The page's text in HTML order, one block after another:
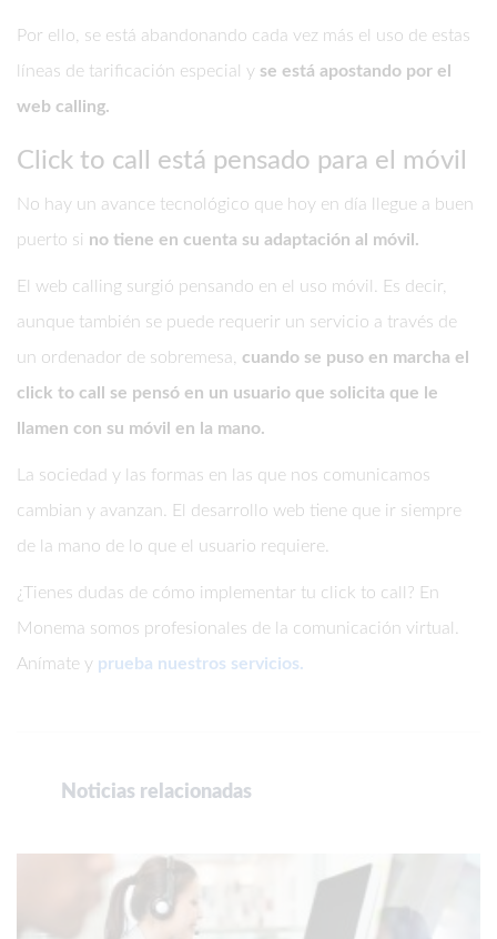
Por ello, se está abandonando cada vez más el uso de estas
líneas de tarificación especial y se está apostando por el
web calling.
Click to call está pensado para el móvil
No hay un avance tecnológico que hoy en día llegue a buen
puerto si no tiene en cuenta su adaptación al móvil.
El web calling surgió pensando en el uso móvil. Es decir,
aunque también se puede requerir un servicio a través de
un ordenador de sobremesa, cuando se puso en marcha el
click to call se pensó en un usuario que solicita que le
llamen con su móvil en la mano.
La sociedad y las formas en las que nos comunicamos
cambian y avanzan. El desarrollo web tiene que ir siempre
de la mano de lo que el usuario requiere.
¿Tienes dudas de cómo implementar tu click to call? En
Monema somos profesionales de la comunicación virtual.
Anímate y prueba nuestros servicios.
Noticias relacionadas